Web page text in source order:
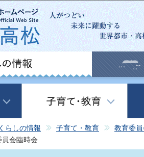
この
くらしの情報 子育て・教育
教育委
会臨時会